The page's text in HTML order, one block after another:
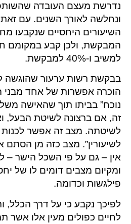
נדרשת מעצם העובדה
ונחלשה לאורך השנים. עם
השיעורים היחסיים שנקבעו
למשיב ו-40% למבקשת.
בבקשת רשות ערעור שהוגשה
הוכרה אפשרות של אחד מבני
נוכח” בביתו תוך שהאישה
זה, אם ברצונה לשיטת הבעל,
לשיטתה. מצב זה אפשר לכנות
לשיעורין”. מצב כזה מן הסתם
אין – גם על פי השכל הישר –
ומקיום מצבים דומים לו של
פילגשות וכדומה.
לפיכך נקבע כי על דרך
לחיים כפולים מעין אלו אשר